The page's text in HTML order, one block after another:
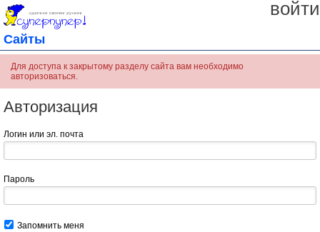
войти
Сайты
Для доступа к закрытому разделу сайта вам необходимо
авторизоваться.
Авторизация
Логин или эл. почта
Пароль
Запомнить меня